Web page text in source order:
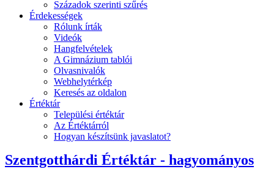
Századok szerinti szűrés
Érdekességek
Rólunk írták
Videók
Hangfelvételek
A Gimnázium tablói
Olvasnivalók
Webhelytérkép
Keresés az oldalon
Értéktár
Települési értéktár
Az Értéktárról
Hogyan készítsünk javaslatot?
Szentgotthárdi Értéktár - hagyományos